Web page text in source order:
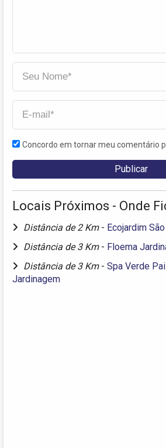
Concordo em tornar meu comentário
Locais Próximos - Onde
Distância de 2 Km - Ecojardim
Distância de 3 Km - Floema
Distância de 3 Km - Spa Verde
Jardinagem